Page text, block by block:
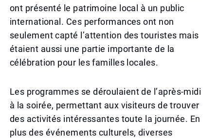
ont présenté le patrimoine local à un public
international. Ces performances ont non
seulement capté l’attention des touristes mais
étaient aussi une partie importante de la
célébration pour les familles locales.
Les programmes se déroulaient de l’après-midi
à la soirée, permettant aux visiteurs de trouver
des activités intéressantes toute la journée. En
plus des événements culturels, diverses